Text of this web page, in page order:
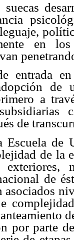
suecas
en
entrada
de
a
de
Escuela de
de la
de
por parte